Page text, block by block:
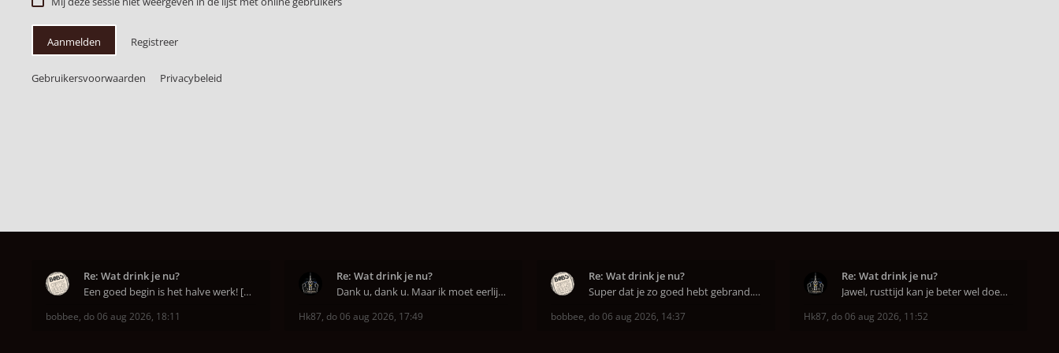
Aanmelden Registreer
Gebruikersvoorwaarden Privacybeleid
Re: Wat drink je nu?
Een goed begin is het halve werk! [emoji6]
bobbee, do 06 aug 2026, 18:11
Re: Wat drink je nu?
Dank u, dank u. Maar ik moet eerlijk bekennen da
Hk87, do 06 aug 2026, 17:49
Re: Wat drink je nu?
Super dat je zo goed hebt gebrand. Gefeliciteerd!
bobbee, do 06 aug 2026, 14:37
Re: Wat drink je nu?
Jawel, rusttijd kan je beter wel doen anders smaa
Hk87, do 06 aug 2026, 11:52